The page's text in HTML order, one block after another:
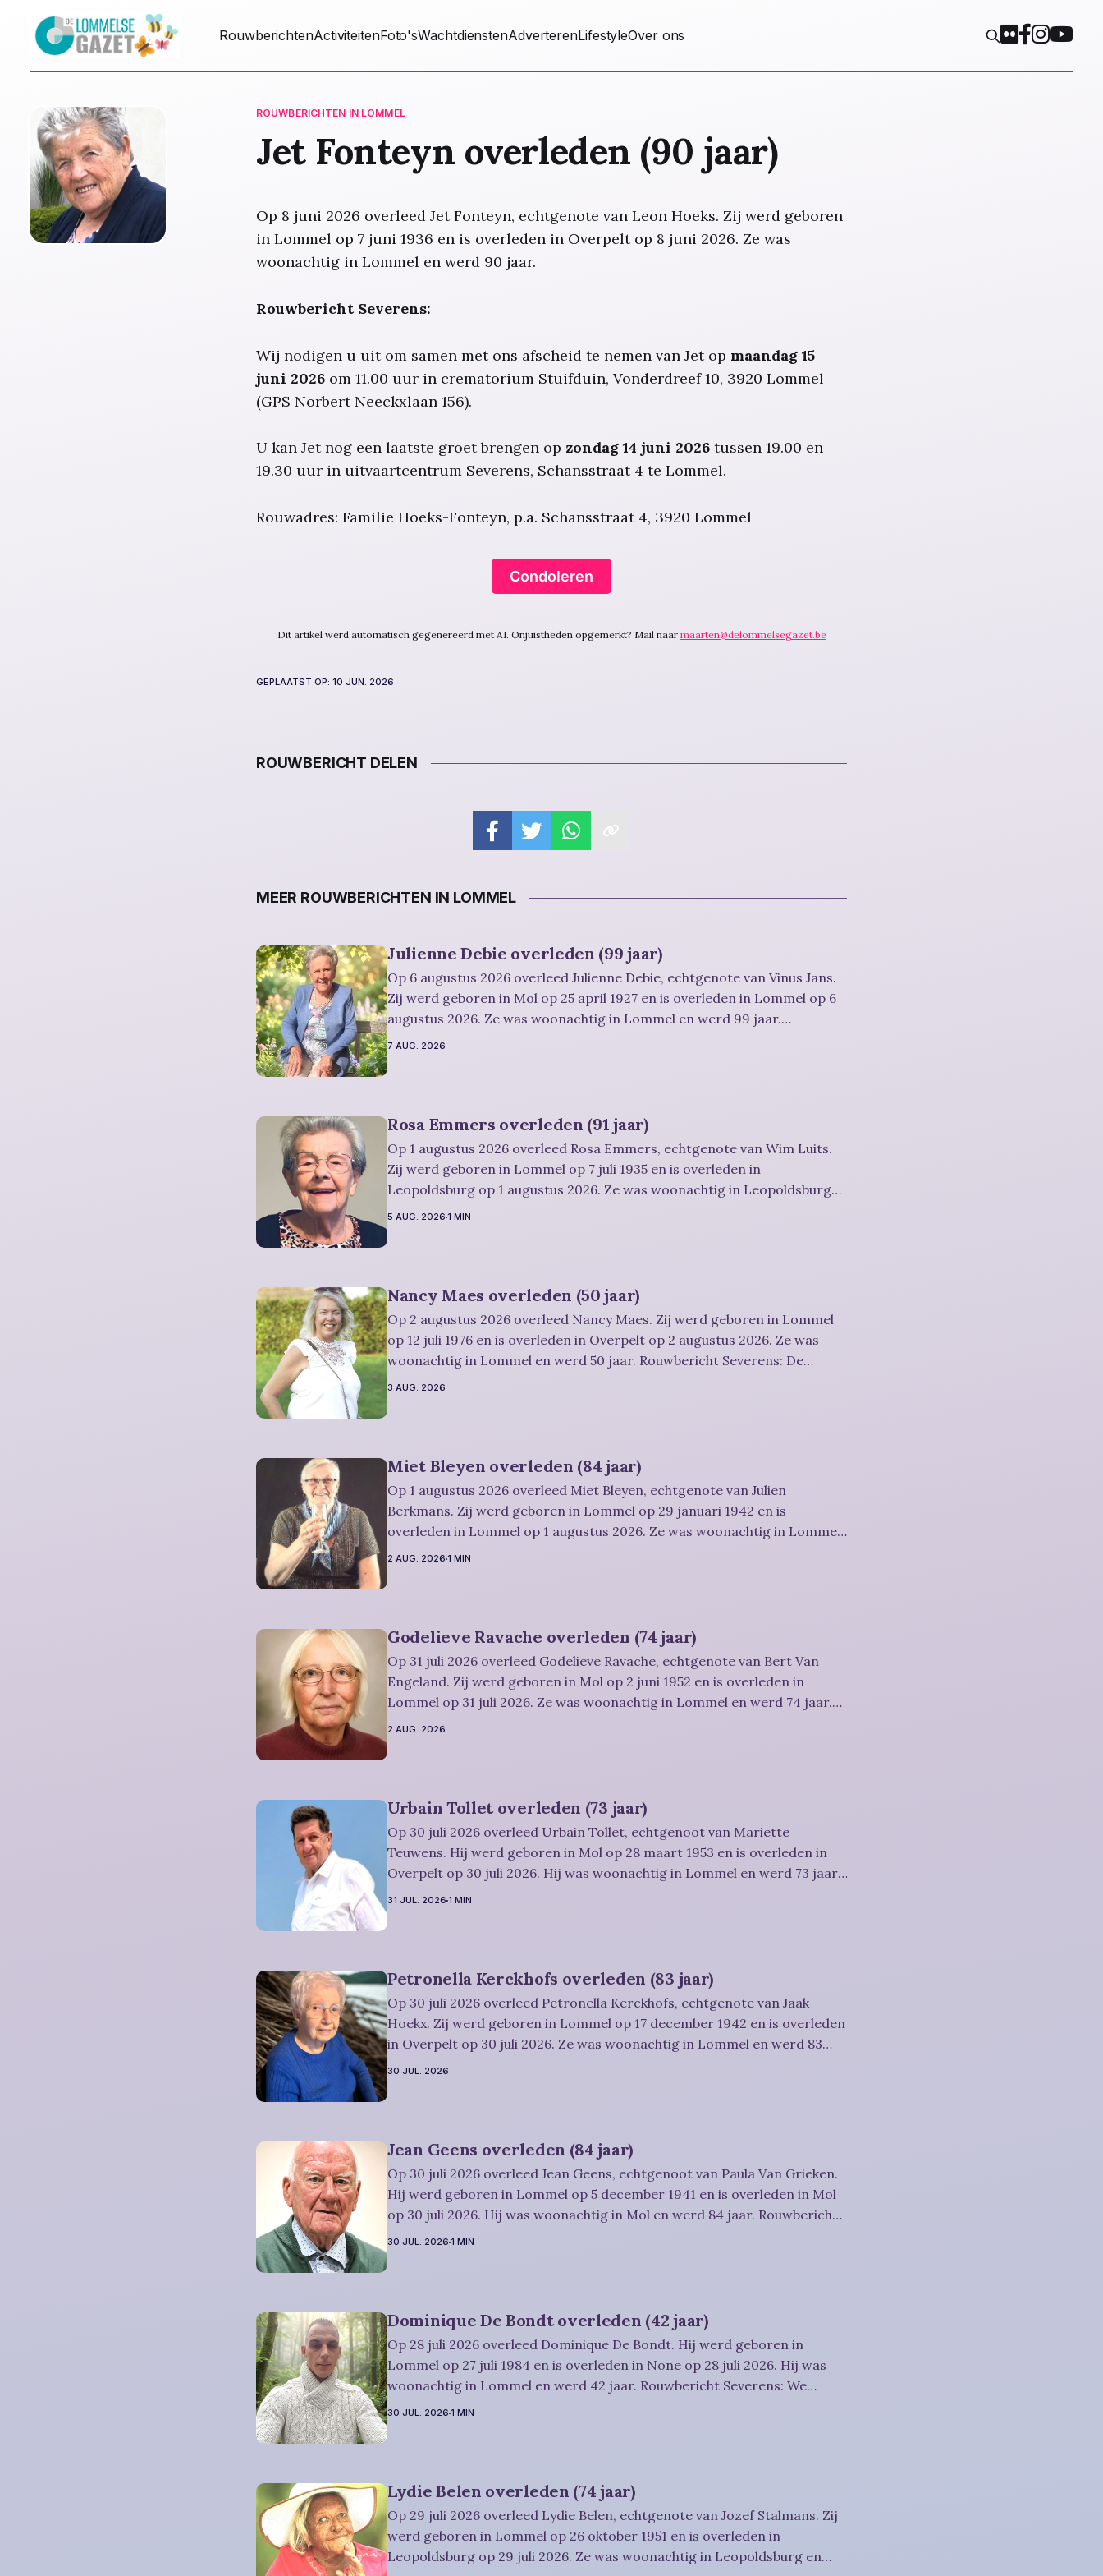
RouwberichtenActiviteitenFoto'sWachtdienstenAdverterenLifestyleOver ons
ROUWBERICHTEN IN LOMMEL
Jet Fonteyn overleden (90 jaar)
Op 8 juni 2026 overleed Jet Fonteyn, echtgenote van Leon Hoeks. Zij werd geboren
in Lommel op 7 juni 1936 en is overleden in Overpelt op 8 juni 2026. Ze was
woonachtig in Lommel en werd 90 jaar.
Rouwbericht Severens:
Wij nodigen u uit om samen met ons afscheid te nemen van Jet op maandag 15
juni 2026 om 11.00 uur in crematorium Stuifduin, Vonderdreef 10, 3920 Lommel
(GPS Norbert Neeckxlaan 156).
U kan Jet nog een laatste groet brengen op zondag 14 juni 2026 tussen 19.00 en
19.30 uur in uitvaartcentrum Severens, Schansstraat 4 te Lommel.
Rouwadres: Familie Hoeks-Fonteyn, p.a. Schansstraat 4, 3920 Lommel
Condoleren
Dit artikel werd automatisch gegenereerd met AI. Onjuistheden opgemerkt? Mail naar maarten@delommelsegazet.be
GEPLAATST OP: 10 JUN. 2026
ROUWBERICHT DELEN
MEER ROUWBERICHTEN IN LOMMEL
Julienne Debie overleden (99 jaar)
Op 6 augustus 2026 overleed Julienne Debie, echtgenote van Vinus Jans.
Zij werd geboren in Mol op 25 april 1927 en is overleden in Lommel op 6
augustus 2026. Ze was woonachtig in Lommel en werd 99 jaar.
Rouwbericht Severens: Er is gelegenheid om in alle rust en stilte
7 AUG. 2026
Rosa Emmers overleden (91 jaar)
Op 1 augustus 2026 overleed Rosa Emmers, echtgenote van Wim Luits.
Zij werd geboren in Lommel op 7 juli 1935 en is overleden in
Leopoldsburg op 1 augustus 2026. Ze was woonachtig in Leopoldsburg
en werd 91 jaar. Rouwbericht Severens: De afscheidsplechtigheid van
5 AUG. 2026 1 MIN
Nancy Maes overleden (50 jaar)
Op 2 augustus 2026 overleed Nancy Maes. Zij werd geboren in Lommel
op 12 juli 1976 en is overleden in Overpelt op 2 augustus 2026. Ze was
woonachtig in Lommel en werd 50 jaar. Rouwbericht Severens: De
afscheidsplechtigheid vindt plaats in besloten kring. Er is gelegenheid om
3 AUG. 2026
Miet Bleyen overleden (84 jaar)
Op 1 augustus 2026 overleed Miet Bleyen, echtgenote van Julien
Berkmans. Zij werd geboren in Lommel op 29 januari 1942 en is
overleden in Lommel op 1 augustus 2026. Ze was woonachtig in Lommel
en werd 84 jaar. Rouwbericht Severens: De uitvaartdienst zal in besloten
2 AUG. 2026 1 MIN
Godelieve Ravache overleden (74 jaar)
Op 31 juli 2026 overleed Godelieve Ravache, echtgenote van Bert Van
Engeland. Zij werd geboren in Mol op 2 juni 1952 en is overleden in
Lommel op 31 juli 2026. Ze was woonachtig in Lommel en werd 74 jaar.
Rouwbericht Severens: De afscheidsviering heeft plaats in besloten kring.
2 AUG. 2026
Urbain Tollet overleden (73 jaar)
Op 30 juli 2026 overleed Urbain Tollet, echtgenoot van Mariette
Teuwens. Hij werd geboren in Mol op 28 maart 1953 en is overleden in
Overpelt op 30 juli 2026. Hij was woonachtig in Lommel en werd 73 jaar.
Rouwbericht Severens: De afscheidsviering van Urbain waarop u
31 JUL. 2026 1 MIN
Petronella Kerckhofs overleden (83 jaar)
Op 30 juli 2026 overleed Petronella Kerckhofs, echtgenote van Jaak
Hoekx. Zij werd geboren in Lommel op 17 december 1942 en is overleden
in Overpelt op 30 juli 2026. Ze was woonachtig in Lommel en werd 83
jaar. Rouwbericht Severens: De afscheidsplechtígheid van Irène zal
30 JUL. 2026
Jean Geens overleden (84 jaar)
Op 30 juli 2026 overleed Jean Geens, echtgenoot van Paula Van Grieken.
Hij werd geboren in Lommel op 5 december 1941 en is overleden in Mol
op 30 juli 2026. Hij was woonachtig in Mol en werd 84 jaar. Rouwbericht
Dries-Hulsmans: Plechtigheid: U wordt vriendelijk uitgenodigd om
30 JUL. 2026 1 MIN
Dominique De Bondt overleden (42 jaar)
Op 28 juli 2026 overleed Dominique De Bondt. Hij werd geboren in
Lommel op 27 juli 1984 en is overleden in None op 28 juli 2026. Hij was
woonachtig in Lommel en werd 42 jaar. Rouwbericht Severens: We
nemen afscheid van Dominique tijdens een intieme plechtigheid,
30 JUL. 2026 1 MIN
Lydie Belen overleden (74 jaar)
Op 29 juli 2026 overleed Lydie Belen, echtgenote van Jozef Stalmans. Zij
werd geboren in Lommel op 26 oktober 1951 en is overleden in
Leopoldsburg op 29 juli 2026. Ze was woonachtig in Leopoldsburg en